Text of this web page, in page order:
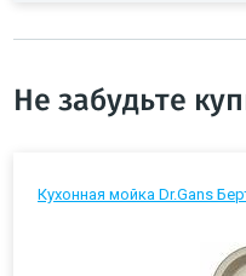
Не забудьте
Кухонная мойка Dr.Gans